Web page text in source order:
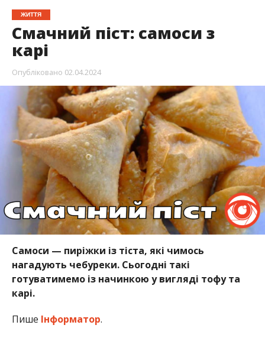
ЖИТТЯ
Смачний піст: самоси з
карі
Опубліковано 02.04.2024
Самоси — пиріжки із тіста, які чимось
нагадують чебуреки. Сьогодні такі
готуватимемо із начинкою у вигляді тофу та
карі.
Пише Інформатор.